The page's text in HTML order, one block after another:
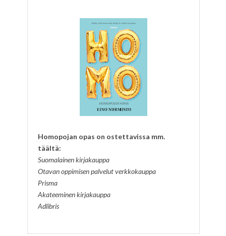
Homopojan opas on ostettavissa mm.
täältä:
Suomalainen kirjakauppa
Otavan oppimisen palvelut verkkokauppa
Prisma
Akateeminen kirjakauppa
Adlibris